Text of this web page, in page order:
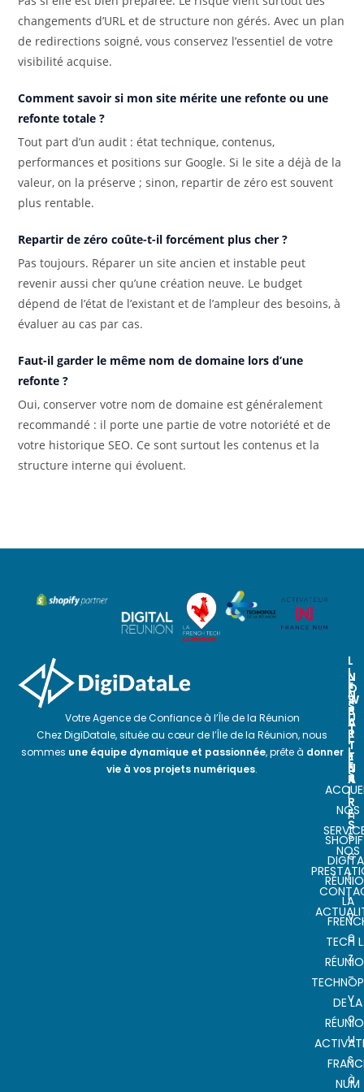
changements d’URL et de structure non gérés. Avec un plan
de redirections soigné, vous conservez l’essentiel de votre
visibilité acquise.
Comment savoir si mon site mérite une refonte ou une
refonte totale ?
Tout part d’un audit : état technique, contenus,
performances et positions sur Google. Si le site a déjà de la
valeur, on la préserve ; sinon, repartir de zéro est souvent
plus rentable.
Repartir de zéro coûte-t-il forcément plus cher ?
Pas toujours. Réparer un site ancien et instable peut
revenir aussi cher qu’une création neuve. Le budget
dépend de l’état de l’existant et de l’ampleur des besoins, à
évaluer au cas par cas.
Faut-il garder le même nom de domaine lors d’une
refonte ?
Oui, conserver votre nom de domaine est généralement
recommandé : il porte une partie de votre notoriété et de
votre historique SEO. Ce sont surtout les contenus et la
structure interne qui évoluent.
Votre Agence de Confiance à l’Île de la Réunion
Chez DigiDatale, située au cœur de l’Île de la Réunion, nous
sommes une équipe dynamique et passionnée, prête à donner
vie à vos projets numériques.
L
I
E
N
S
U
T
I
L
E
S
NOS
NOS
N
O
S
P
A
R
T
E
N
A
I
R
E
S
LA
TECH
DE LA
NUM
N
E
W
S
L
E
T
T
E
R
I
n
s
c
r
i
v
e
z
-
v
o
u
s
à